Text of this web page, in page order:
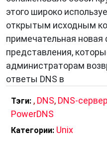
этого широко
открытым исходным
примечательная новая
представления,
администраторам
ответы DNS в
Тэги: , DNS, DNS-
PowerDNS
Категории: Unix